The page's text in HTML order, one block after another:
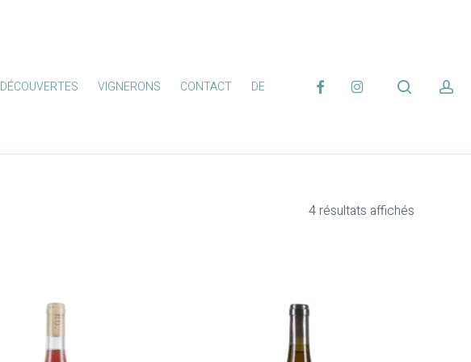
DÉCOUVERTES VIGNERONS CONTACT DE FACEBOOKINSTAGRAM search
4 résultats affichés